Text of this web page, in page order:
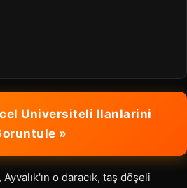
Universiteli Ilanlarini
»
o daracık, taş döşeli